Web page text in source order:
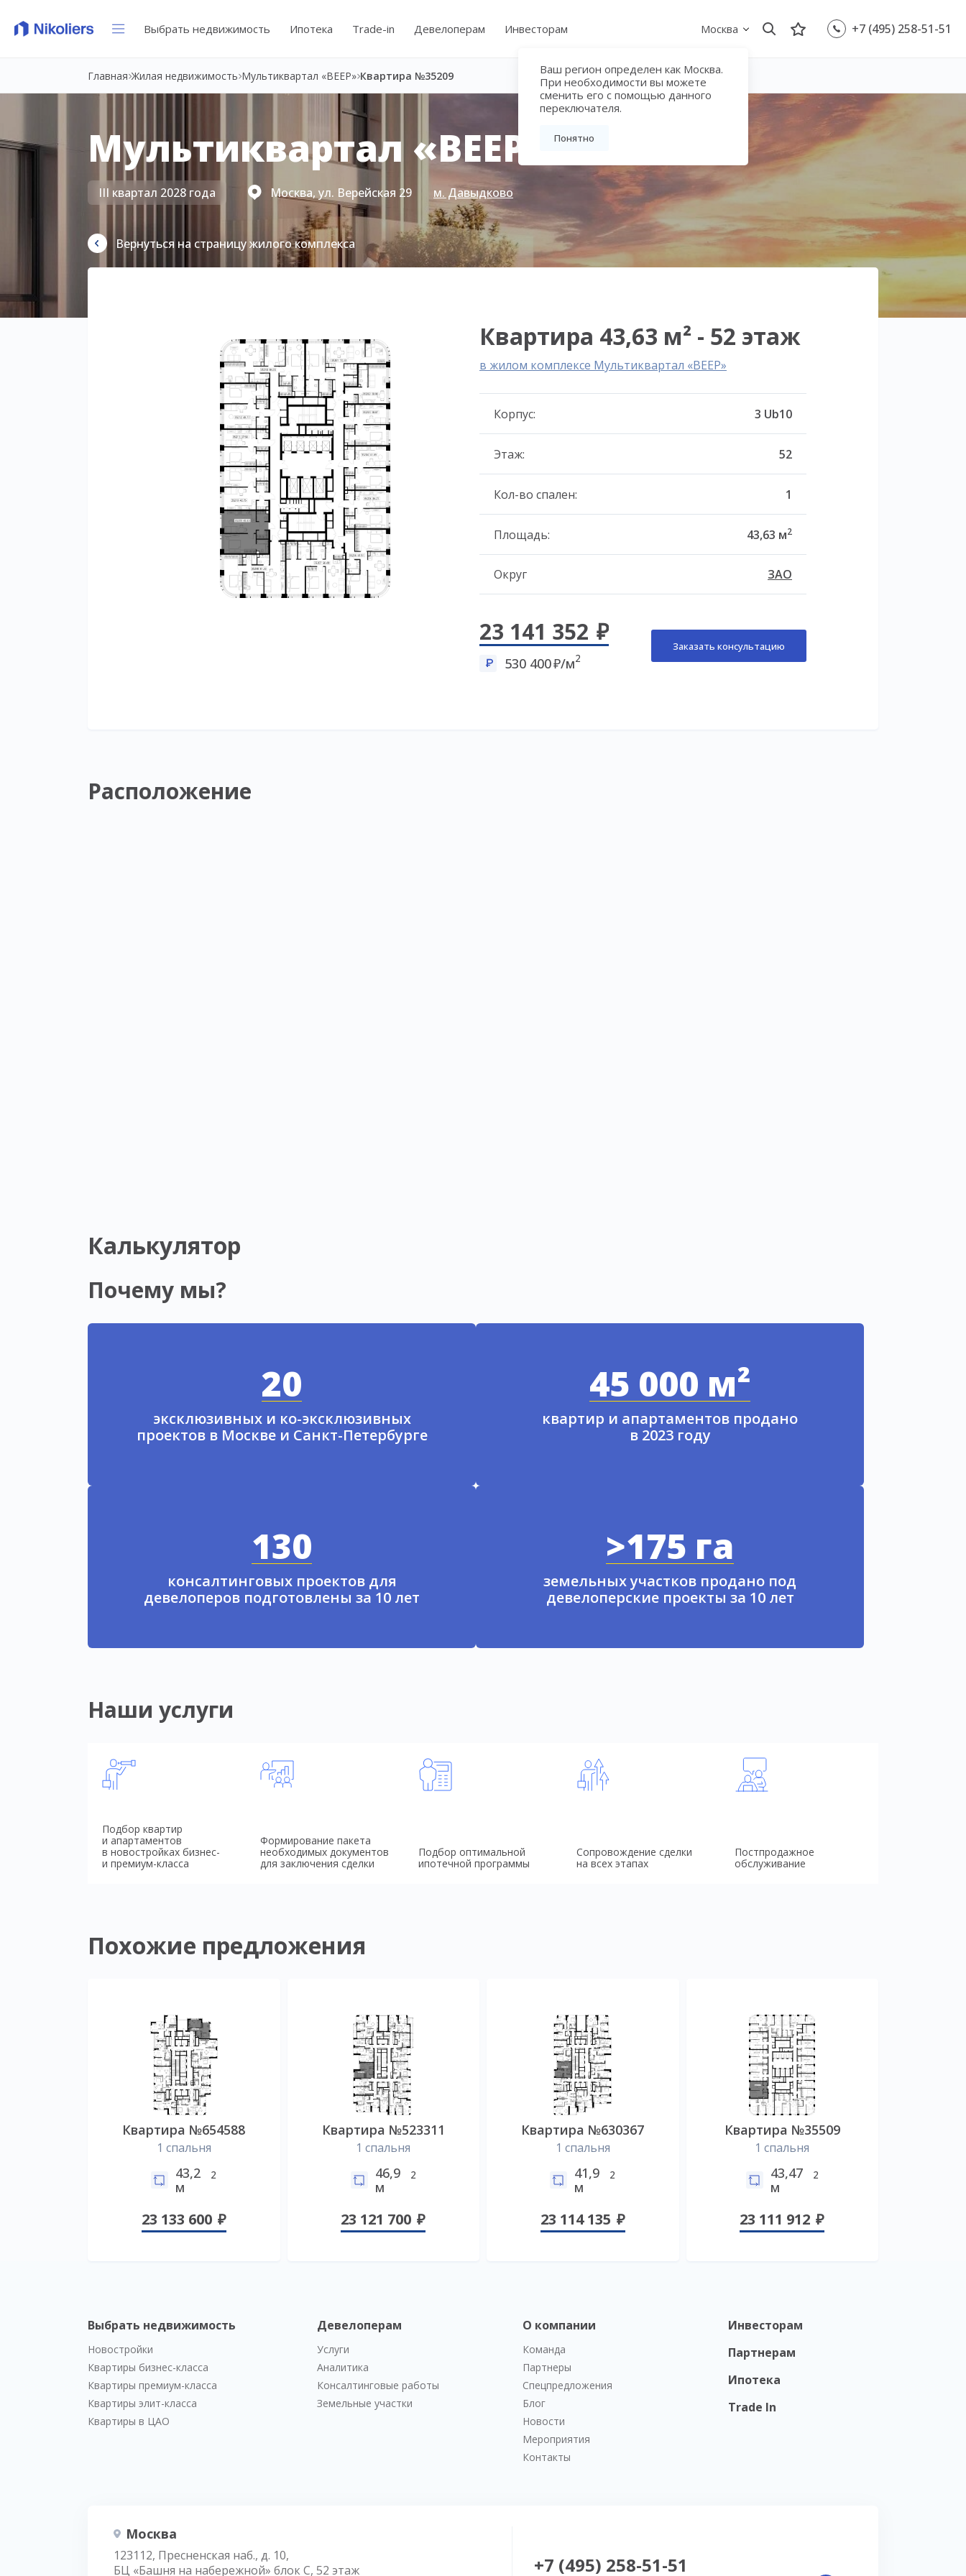
Выбрать недвижимость Ипотека Trade-in Девелоперам Инвесторам Москва
Ваш регион определен как Москва.
При необходимости вы можете
сменить его с помощью данного
переключателя.
Понятно
+7 (495) 258-51-51
Главная Жилая недвижимость Мультиквартал «ВЕЕР» Квартира №35209
Мультиквартал «ВЕЕР»
III квартал 2028 года Москва, ул. Верейская 29 м. Давыдково
Вернуться на страницу жилого комплекса
Квартира 43,63 м² - 52 этаж
в жилом комплексе Мультиквартал «ВЕЕР»
Корпус: 3 Ub10
Этаж: 52
Кол-во спален: 1
Площадь: 43,63 м2
Округ ЗАО
23 141 352
530 400 /м2
Заказать консультацию
Расположение
Калькулятор
Почему мы?
20
эксклюзивных и ко-эксклюзивных
проектов в Москве и Санкт-Петербурге
45 000 м²
квартир и апартаментов продано
в 2023 году
130
консалтинговых проектов для
девелоперов подготовлены за 10 лет
>175 га
земельных участков продано под
девелоперские проекты за 10 лет
Наши услуги
Подбор квартир
и апартаментов
в новостройках бизнес-
и премиум-класса
Формирование пакета
необходимых документов
для заключения сделки
Подбор оптимальной
ипотечной программы
Сопровождение сделки
на всех этапах
Постпродажное
обслуживание
Похожие предложения
Квартира №654588
1 спальня
43,2
м
2
23 133 600
Квартира №523311
1 спальня
46,9
м
2
23 121 700
Квартира №630367
1 спальня
41,9
м
2
23 114 135
Квартира №35509
1 спальня
43,47
м
2
23 111 912
Выбрать недвижимость
Новостройки
Квартиры бизнес-класса
Квартиры премиум-класса
Квартиры элит-класса
Квартиры в ЦАО
Девелоперам
Услуги
Аналитика
Консалтинговые работы
Земельные участки
О компании
Команда
Партнеры
Спецпредложения
Блог
Новости
Мероприятия
Контакты
Инвесторам
Партнерам
Ипотека
Trade In
Москва
123112, Пресненская наб., д. 10,
БЦ «Башня на набережной» блок С, 52 этаж
+7 (495) 258-51-51